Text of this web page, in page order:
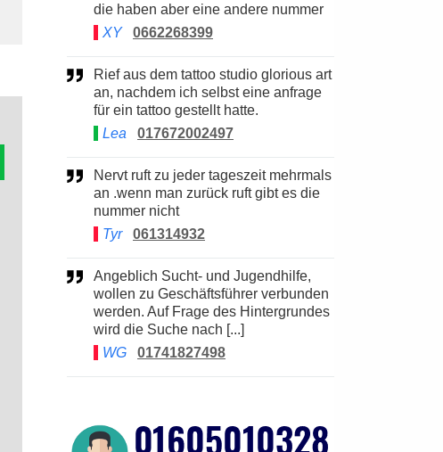
die haben aber eine andere nummer
XY
0662268399
Rief aus dem tattoo studio glorious art
an, nachdem ich selbst eine anfrage
für ein tattoo gestellt hatte.
Lea
017672002497
Nervt ruft zu jeder tageszeit mehrmals
an .wenn man zurück ruft gibt es die
nummer nicht
Tyr
061314932
Angeblich Sucht- und Jugendhilfe,
wollen zu Geschäftsführer verbunden
werden. Auf Frage des Hintergrundes
wird die Suche nach [...]
WG
01741827498